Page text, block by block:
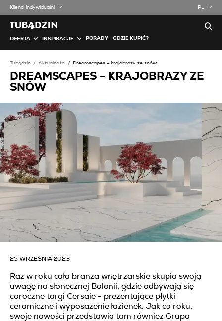
Klienci indywidualni PL
OFERTA INSPIRACJE PORADY GDZIE KUPIĆ?
Tubądzin Aktualności Dreamscapes – krajobrazy ze snów
DREAMSCAPES – KRAJOBRAZY ZE
SNÓW
25 WRZEŚNIA 2023
Raz w roku cała branża wnętrzarskie skupia swoją
uwagę na słonecznej Bolonii, gdzie odbywają się
coroczne targi Cersaie - prezentujące płytki
ceramiczne i wyposażenie łazienek. Jak co roku,
swoje nowości przedstawia tam również Grupa